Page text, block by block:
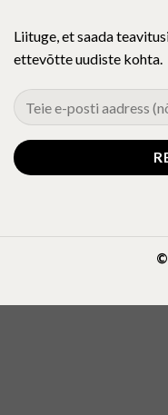
Liituge, et saada
ettevõtte uudiste kohta.
©